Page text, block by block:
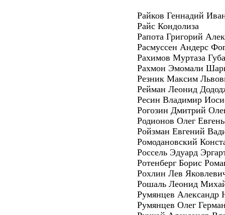
Райков Геннадий
Райс Кондолиза
Рапота Григорий
Расмуссен Андерс
Рахимов Муртаза
Рахмон Эмомали
Резник Максим
Рейман Леонид
Ресин Владимир
Рогозин Дмитрий
Родионов Олег
Ройзман Евгений
Ромодановский
Россель Эдуард
Ротенберг Борис
Рохлин Лев
Рошаль Леонид
Румянцев Александр
Румянцев Олег